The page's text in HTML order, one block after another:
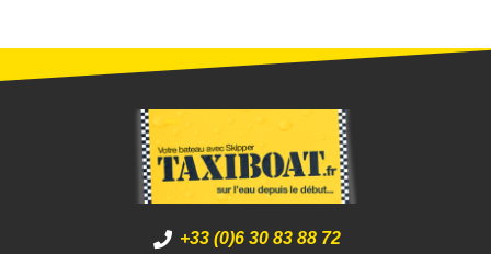
+33 (0)6 30 83 88 72